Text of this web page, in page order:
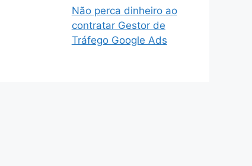
Não perca dinheiro ao
contratar Gestor de
Tráfego Google Ads